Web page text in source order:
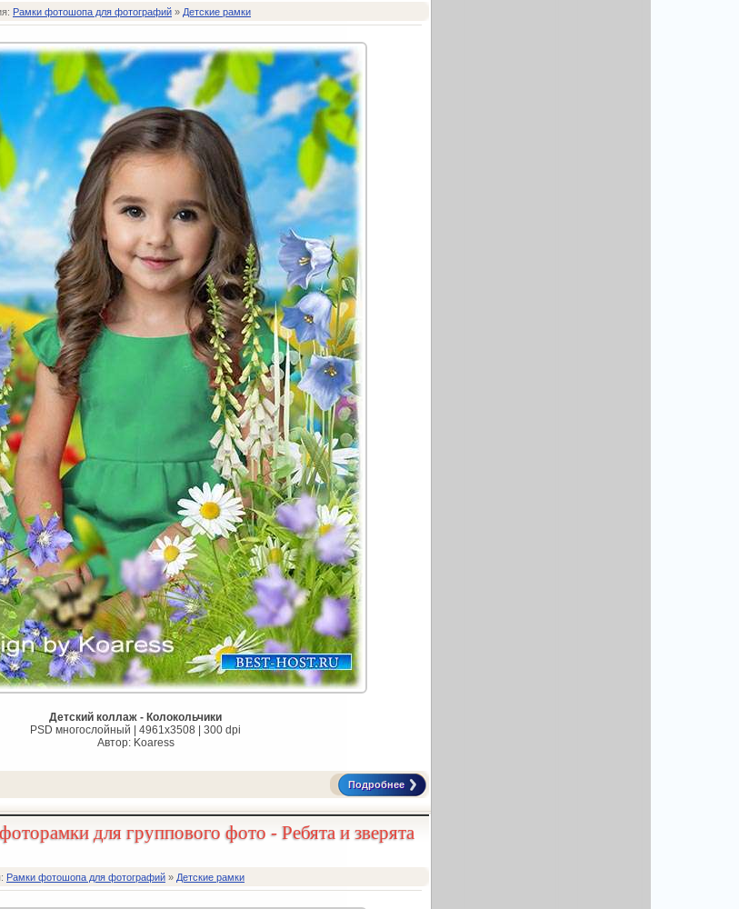
Рамки фотошопа для фотографий » Детские рамки
Детский коллаж - Колокольчики
PSD многослойный | 4961x3508 | 300 dpi
Автор: Koaress
Подробнее
для группового фото - Ребята и зверята
Рамки фотошопа для фотографий » Детские рамки